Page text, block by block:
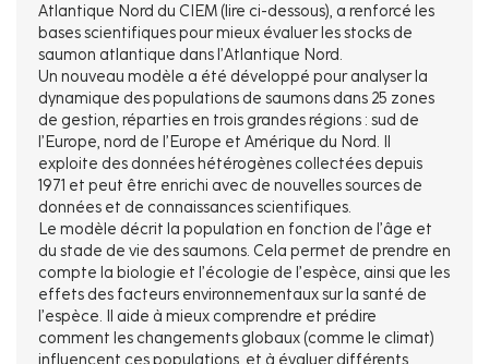
Atlantique Nord du CIEM (lire ci-dessous), a renforcé les
bases scientifiques pour mieux évaluer les stocks de
saumon atlantique dans l’Atlantique Nord.
Un nouveau modèle a été développé pour analyser la
dynamique des populations de saumons dans 25 zones
de gestion, réparties en trois grandes régions : sud de
l’Europe, nord de l’Europe et Amérique du Nord. Il
exploite des données hétérogènes collectées depuis
1971 et peut être enrichi avec de nouvelles sources de
données et de connaissances scientifiques.
Le modèle décrit la population en fonction de l’âge et
du stade de vie des saumons. Cela permet de prendre en
compte la biologie et l’écologie de l’espèce, ainsi que les
effets des facteurs environnementaux sur la santé de
l’espèce. Il aide à mieux comprendre et prédire
comment les changements globaux (comme le climat)
influencent ces populations, et à évaluer différents